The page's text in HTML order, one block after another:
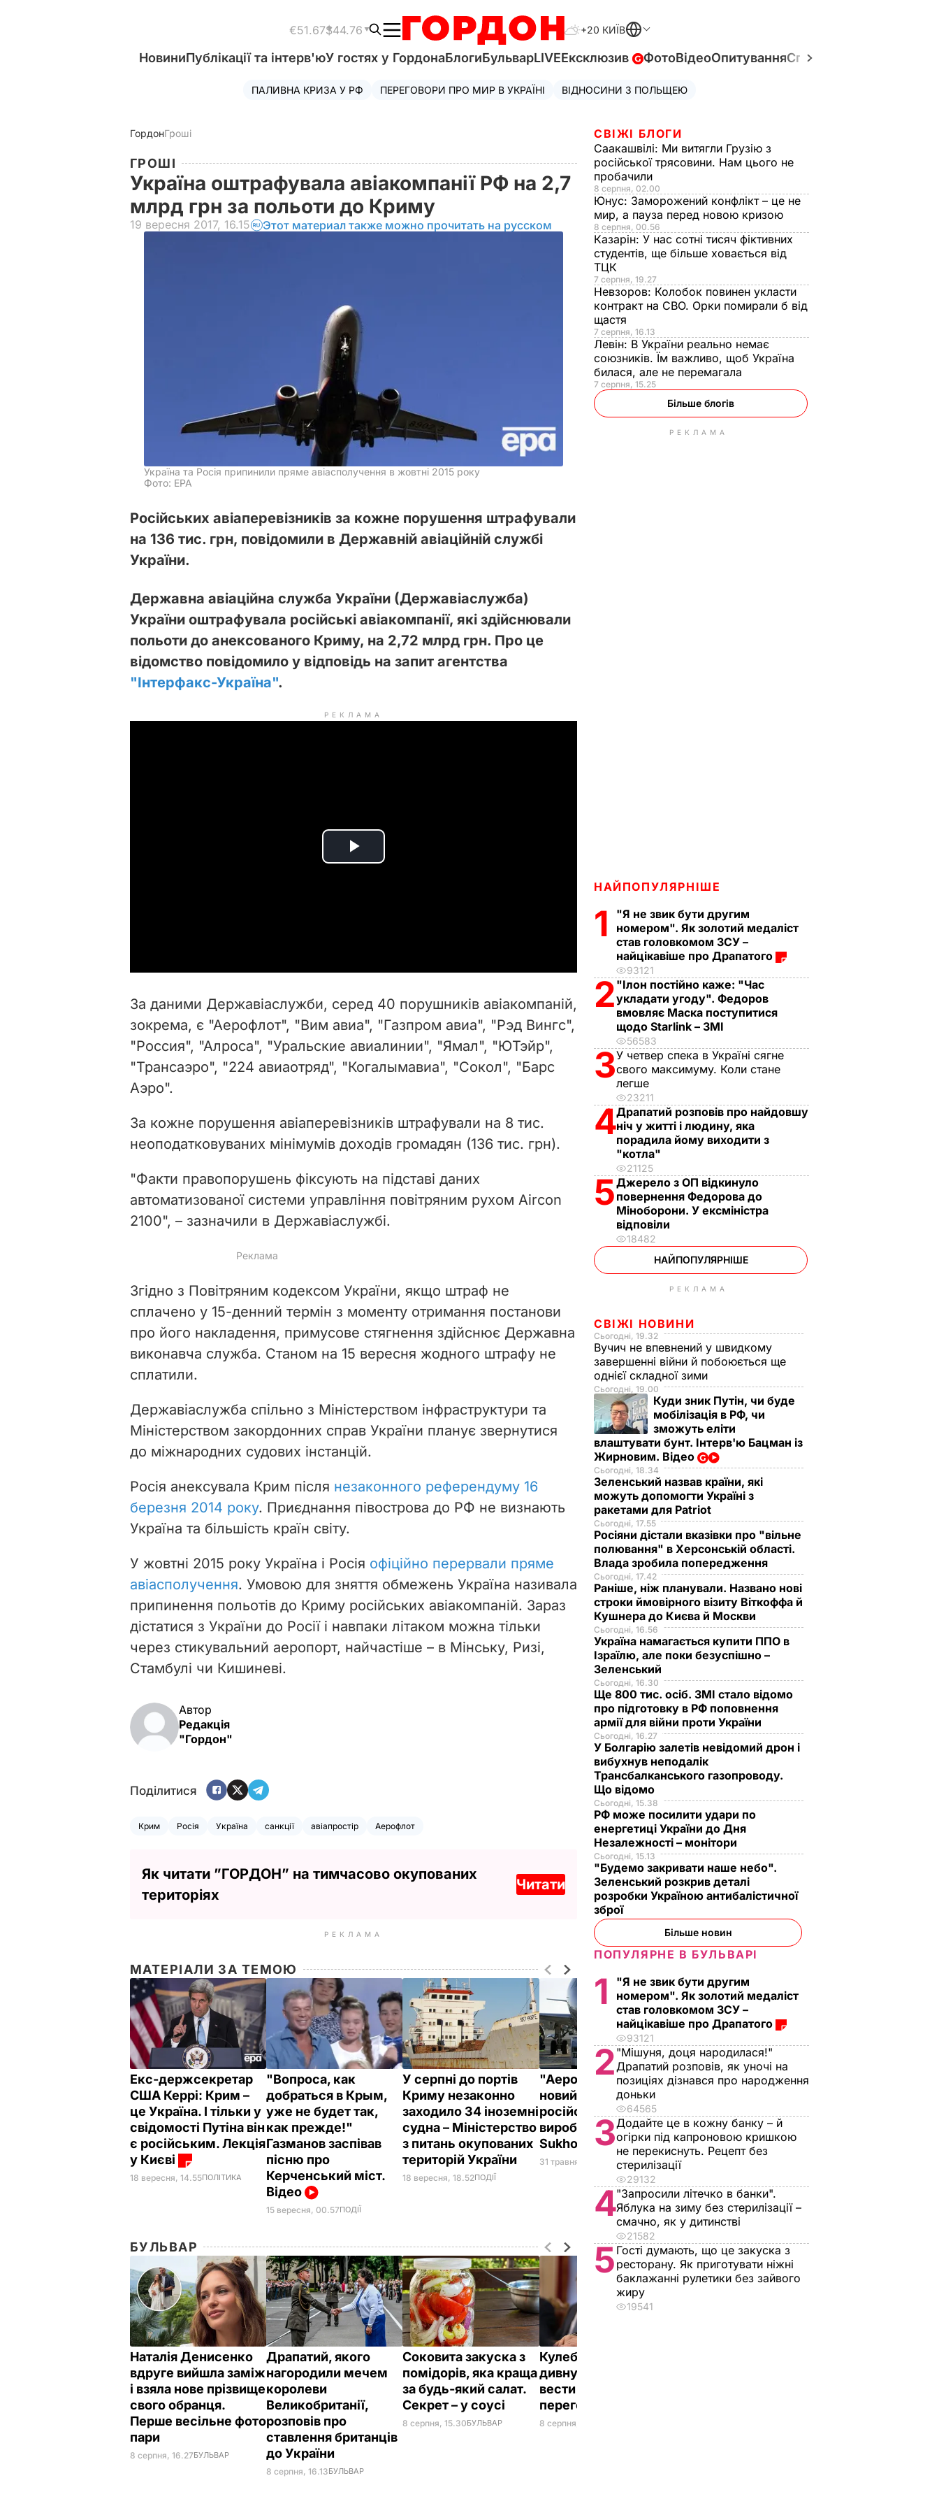
€51.67$44.76 +20 КИЇВ
НовиниПублікації та інтерв'юУ гостях у ГордонаБлогиБульварLIVEЕксклюзив ФотоВідеоОпитуванняСпецпроєкти
ПАЛИВНА КРИЗА У РФ ПЕРЕГОВОРИ ПРО МИР В УКРАЇНІ ВІДНОСИНИ З ПОЛЬЩЕЮ
ГордонГроші
ГРОШІ
Україна оштрафувала авіакомпанії РФ на 2,7
млрд грн за польоти до Криму
19 вересня 2017, 16.15 Этот материал также можно прочитать на русском
Україна та Росія припинили пряме авіасполучення в жовтні 2015 року
Фото: EPA
Російських авіаперевізників за кожне порушення штрафували
на 136 тис. грн, повідомили в Державній авіаційній службі
України.
Державна авіаційна служба України (Державіаслужба)
України оштрафувала російські авіакомпанії, які здійснювали
польоти до анексованого Криму, на 2,72 млрд грн. Про це
відомство повідомило у відповідь на запит агентства
"Інтерфакс-Україна".
РЕКЛАМА
P
i
d
o
За даними Державіаслужби, серед 40 порушників авіакомпаній,
зокрема, є "Аерофлот", "Вим авиа", "Газпром авиа", "Рэд Вингс",
"Россия", "Алроса", "Уральские авиалинии", "Ямал", "ЮТэйр",
"Трансаэро", "224 авиаотряд", "Когалымавиа", "Сокол", "Барс
Аэро".
За кожне порушення авіаперевізників штрафували на 8 тис.
неоподатковуваних мінімумів доходів громадян (136 тис. грн).
"Факти правопорушень фіксують на підставі даних
автоматизованої системи управління повітряним рухом Aircon
2100", – зазначили в Державіаслужбі.
Згідно з Повітряним кодексом України, якщо штраф не
сплачено у 15-денний термін з моменту отримання постанови
про його накладення, примусове стягнення здійснює Державна
виконавча служба. Станом на 15 вересня жодного штрафу не
сплатили.
Державіаслужба спільно з Міністерством інфраструктури та
Міністерством закордонних справ України планує звернутися
до міжнародних судових інстанцій.
Росія анексувала Крим після незаконного референдуму 16
березня 2014 року. Приєднання півострова до РФ не визнають
Україна та більшість країн світу.
У жовтні 2015 року Україна і Росія офіційно перервали пряме
авіасполучення. Умовою для зняття обмежень Україна називала
припинення польотів до Криму російських авіакомпаній. Зараз
дістатися з України до Росії і навпаки літаком можна тільки
через стикувальний аеропорт, найчастіше – в Мінську, Ризі,
Стамбулі чи Кишиневі.
Автор
Редакція
"Гордон"
Поділитися
Крим Росія Україна санкції авіапростір Аерофлот
Як читати ”ГОРДОН” на тимчасово окупованих
територіях
Читати
РЕКЛАМА
МАТЕРІАЛИ ЗА ТЕМОЮ
Екс-держсекретар
США Керрі: Крим –
це Україна. І тільки у
свідомості Путіна він
є російським. Лекція
у Києві
18 вересня, 14.55ПОЛІТИКА
"Вопроса, как
добраться в Крым,
уже не будет так,
как прежде!"
Газманов заспівав
пісню про
Керченський міст.
Відео
15 вересня, 00.57ПОДІЇ
У серпні до портів
Криму незаконно
заходило 34 іноземні
судна – Міністерство
з питань окупованих
територій України
18 вересня, 18.52ПОДІЇ
"Аерофлот" подав
новий позов до
російського
виробника літаків
Sukhoi SuperJet
31 травня, 10.02 СВІТ
БУЛЬВАР
Наталія Денисенко
вдруге вийшла заміж
і взяла нове прізвище
свого обранця.
Перше весільне фото
пари
8 серпня, 16.27БУЛЬВАР
Драпатий, якого
нагородили мечем
королеви
Великобританії,
розповів про
ставлення британців
до України
8 серпня, 16.13БУЛЬВАР
Соковита закуска з
помідорів, яка краща
за будь-який салат.
Секрет – у соусі
8 серпня, 15.30БУЛЬВАР
Кулеба розповів про
дивну манеру Путіна
вести телефонні
переговори
8 серпня, 10.25
СВІЖІ БЛОГИ
Саакашвілі: Ми витягли Грузію з
російської трясовини. Нам цього не
пробачили
8 серпня, 02.00
Юнус: Заморожений конфлікт – це не
мир, а пауза перед новою кризою
8 серпня, 00.56
Казарін: У нас сотні тисяч фіктивних
студентів, ще більше ховається від
ТЦК
7 серпня, 19.27
Невзоров: Колобок повинен укласти
контракт на СВО. Орки помирали б від
щастя
7 серпня, 16.13
Левін: В України реально немає
союзників. Їм важливо, щоб Україна
билася, але не перемагала
7 серпня, 15.25
Більше блогів
РЕКЛАМА
НАЙПОПУЛЯРНІШЕ
1
"Я не звик бути другим
номером". Як золотий медаліст
став головкомом ЗСУ –
найцікавіше про Драпатого
93121
2 "Ілон постійно каже: "Час
укладати угоду". Федоров
вмовляє Маска поступитися
щодо Starlink – ЗМІ
56583
3У четвер спека в Україні сягне
свого максимуму. Коли стане
легше
23211
4Драпатий розповів про найдовшу
ніч у житті і людину, яка
порадила йому виходити з
"котла"
21125
5Джерело з ОП відкинуло
повернення Федорова до
Міноборони. У ексміністра
відповіли
18482
НАЙПОПУЛЯРНІШЕ
РЕКЛАМА
СВІЖІ НОВИНИ
Сьогодні, 19.32
Вучич не впевнений у швидкому
завершенні війни й побоюється ще
однієї складної зими
Сьогодні, 19.00
Куди зник Путін, чи буде
мобілізація в РФ, чи
зможуть еліти
влаштувати бунт. Інтерв'ю Бацман із
Жирновим. Відео
Сьогодні, 18.34
Зеленський назвав країни, які
можуть допомогти Україні з
ракетами для Patriot
Сьогодні, 17.55
Росіяни дістали вказівки про "вільне
полювання" в Херсонській області.
Влада зробила попередження
Сьогодні, 17.42
Раніше, ніж планували. Названо нові
строки ймовірного візиту Віткоффа й
Кушнера до Києва й Москви
Сьогодні, 16.56
Україна намагається купити ППО в
Ізраїлю, але поки безуспішно –
Зеленський
Сьогодні, 16.30
Ще 800 тис. осіб. ЗМІ стало відомо
про підготовку в РФ поповнення
армії для війни проти України
Сьогодні, 16.27
У Болгарію залетів невідомий дрон і
вибухнув неподалік
Трансбалканського газопроводу.
Що відомо
Сьогодні, 15.38
РФ може посилити удари по
енергетиці України до Дня
Незалежності – монітори
Сьогодні, 15.13
"Будемо закривати наше небо".
Зеленський розкрив деталі
розробки Україною антибалістичної
зброї
Більше новин
ПОПУЛЯРНЕ В БУЛЬВАРІ
1
"Я не звик бути другим
номером". Як золотий медаліст
став головкомом ЗСУ –
найцікавіше про Драпатого
93121
2 "Мішуня, доця народилася!"
Драпатий розповів, як уночі на
позиціях дізнався про народження
доньки
64565
3Додайте це в кожну банку – й
огірки під капроновою кришкою
не перекиснуть. Рецепт без
стерилізації
29132
4"Запросили літечко в банки".
Яблука на зиму без стерилізації –
смачно, як у дитинстві
21582
5 Гості думають, що це закуска з
ресторану. Як приготувати ніжні
баклажанні рулетики без зайвого
жиру
19541